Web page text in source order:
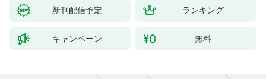
新刊配信予定 ランキング
キャンペーン 無料